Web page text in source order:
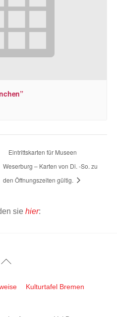
Eintrittskarten für Museen
Weserburg – Karten von Di. -So. zu
den Öffnungszeiten gültig.
sie hier:
Back
Top
Kulturtafel Bremen